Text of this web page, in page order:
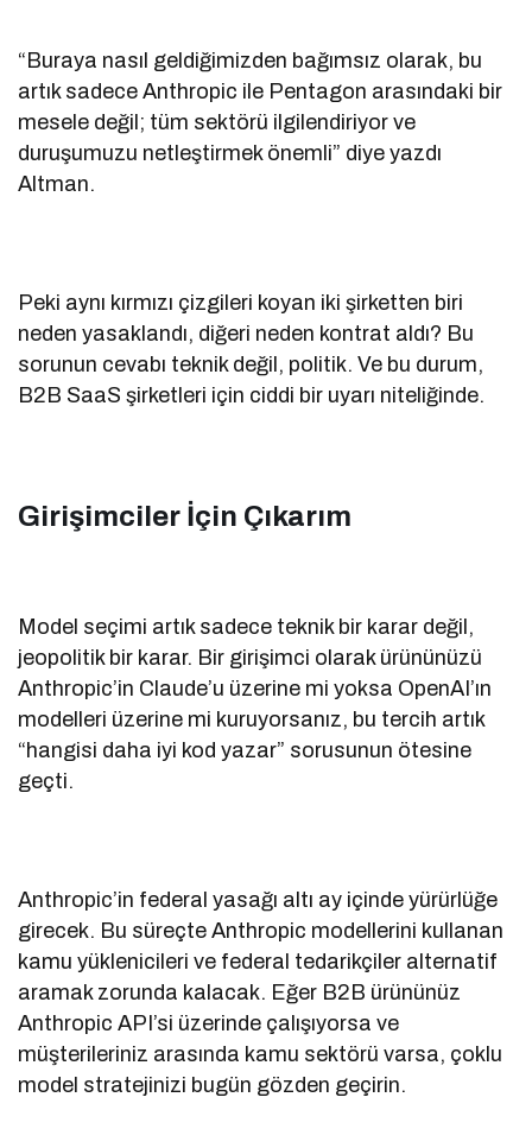
“Buraya nasıl geldiğimizden bağımsız olarak, bu
artık sadece Anthropic ile Pentagon arasındaki bir
mesele değil; tüm sektörü ilgilendiriyor ve
duruşumuzu netleştirmek önemli” diye yazdı
Altman.
Peki aynı kırmızı çizgileri koyan iki şirketten biri
neden yasaklandı, diğeri neden kontrat aldı? Bu
sorunun cevabı teknik değil, politik. Ve bu durum,
B2B SaaS şirketleri için ciddi bir uyarı niteliğinde.
Girişimciler İçin Çıkarım
Model seçimi artık sadece teknik bir karar değil,
jeopolitik bir karar. Bir girişimci olarak ürününüzü
Anthropic’in Claude’u üzerine mi yoksa OpenAI’ın
modelleri üzerine mi kuruyorsanız, bu tercih artık
“hangisi daha iyi kod yazar” sorusunun ötesine
geçti.
Anthropic’in federal yasağı altı ay içinde yürürlüğe
girecek. Bu süreçte Anthropic modellerini kullanan
kamu yüklenicileri ve federal tedarikçiler alternatif
aramak zorunda kalacak. Eğer B2B ürününüz
Anthropic API’si üzerinde çalışıyorsa ve
müşterileriniz arasında kamu sektörü varsa, çoklu
model stratejinizi bugün gözden geçirin.